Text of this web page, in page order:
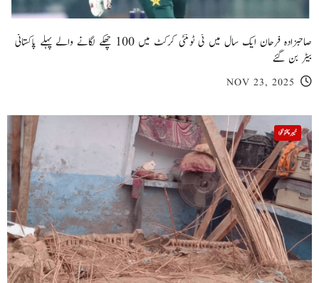
صاحبزادہ فرحان ایک سال میں ٹی ٹوئنٹی کرکٹ میں 100 چھکے لگانے والے پہلے پاکستانی
بیٹر بن گئے
NOV 23, 2025
خیبر پختونخوا